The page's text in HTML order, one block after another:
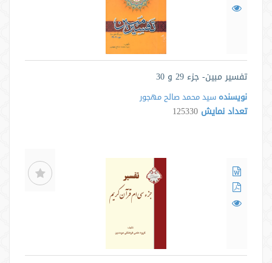
تفسیر مبین- جزء 29 و 30
نویسنده سید محمد صالح مهجور
تعداد نمایش 125330